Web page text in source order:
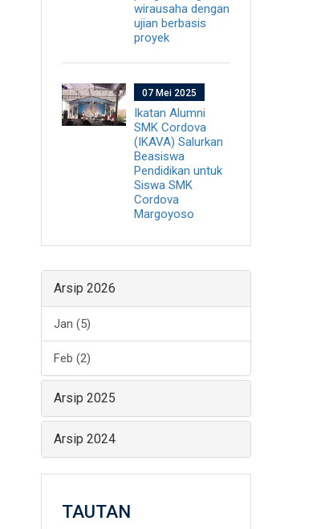
wirausaha dengan
ujian berbasis
proyek
07 Mei 2025
Ikatan Alumni
SMK Cordova
(IKAVA) Salurkan
Beasiswa
Pendidikan untuk
Siswa SMK
Cordova
Margoyoso
Arsip 2026
Jan (5)
Feb (2)
Arsip 2025
Arsip 2024
TAUTAN